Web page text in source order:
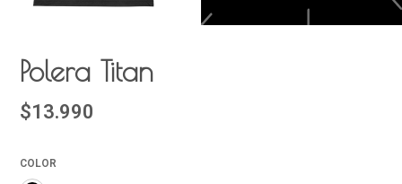
Polera Titan
$13.990
COLOR